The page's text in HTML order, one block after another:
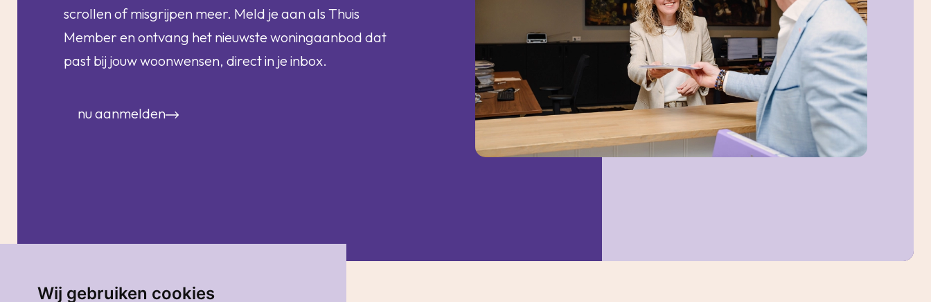
Wij gebruiken cookies
scrollen of misgrijpen meer. Meld je aan als Thuis
Member en ontvang het nieuwste woningaanbod dat
past bij jouw woonwensen, direct in je inbox.
nu aanmelden